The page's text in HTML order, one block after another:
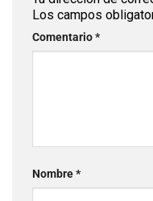
Los campos
Comentario*
Nombre*